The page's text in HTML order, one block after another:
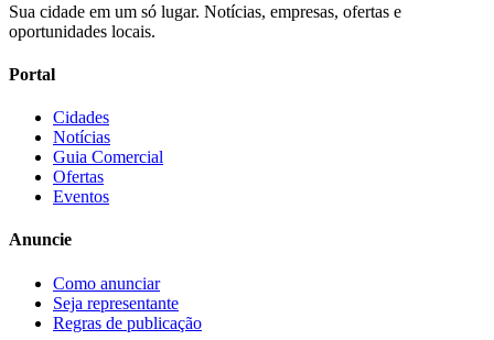
Sua cidade em um só lugar. Notícias, empresas, ofertas e
oportunidades locais.
Portal
Cidades
Notícias
Guia Comercial
Ofertas
Eventos
Anuncie
Como anunciar
Seja representante
Regras de publicação